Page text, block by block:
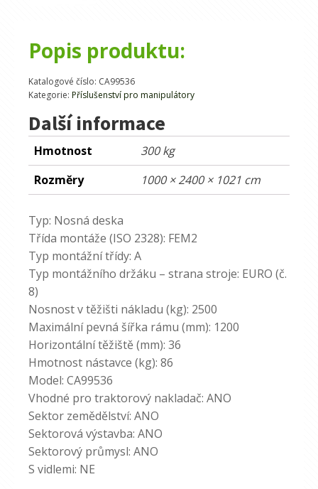
Popis produktu:
Katalogové číslo: CA99536
Kategorie: Příslušenství pro manipulátory
Další informace
Hmotnost
300 kg
Rozměry
1000 × 2400 × 1021 cm
Typ: Nosná deska
Třída montáže (ISO 2328): FEM2
Typ montážní třídy: A
Typ montážního držáku – strana stroje: EURO (č.
8)
Nosnost v těžišti nákladu (kg): 2500
Maximální pevná šířka rámu (mm): 1200
Horizontální těžiště (mm): 36
Hmotnost nástavce (kg): 86
Model: CA99536
Vhodné pro traktorový nakladač: ANO
Sektor zemědělství: ANO
Sektorová výstavba: ANO
Sektorový průmysl: ANO
S vidlemi: NE